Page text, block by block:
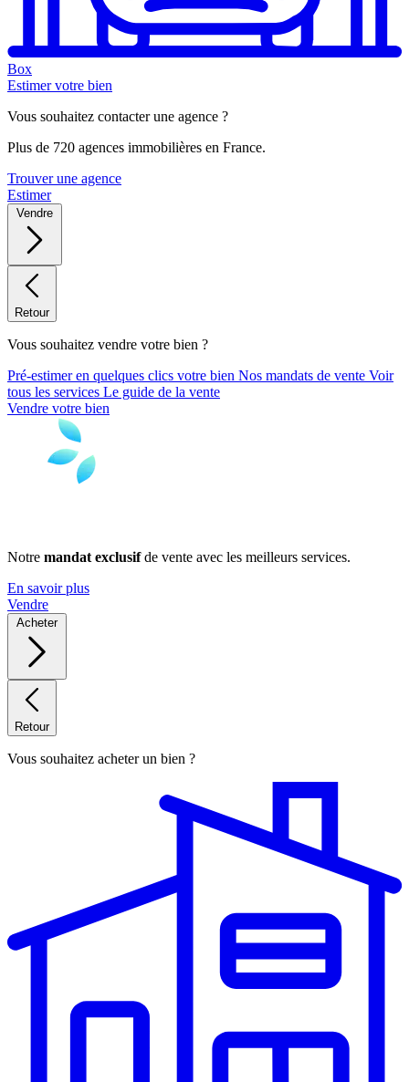
Box
Estimer votre bien
Vous souhaitez contacter une agence ?
Plus de 720 agences immobilières en France.
Trouver une agence
Estimer
Vendre
Retour
Vous souhaitez vendre votre bien ?
Pré-estimer en quelques clics votre bien Nos mandats de vente Voir
tous les services Le guide de la vente
Vendre votre bien
Notre mandat exclusifde vente avec les meilleurs services.
En savoir plus
Vendre
Acheter
Retour
Vous souhaitez acheter un bien ?